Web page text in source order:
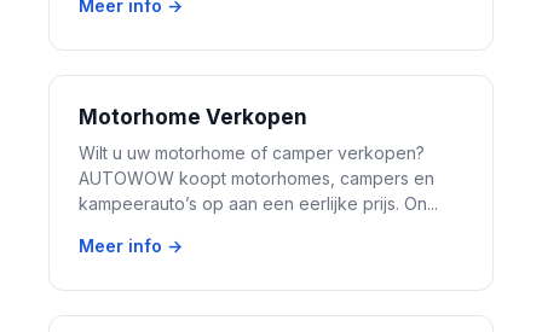
Meer info →
Motorhome Verkopen
Wilt u uw motorhome of camper verkopen?
AUTOWOW koopt motorhomes, campers en
kampeerauto’s op aan een eerlijke prijs. On...
Meer info →